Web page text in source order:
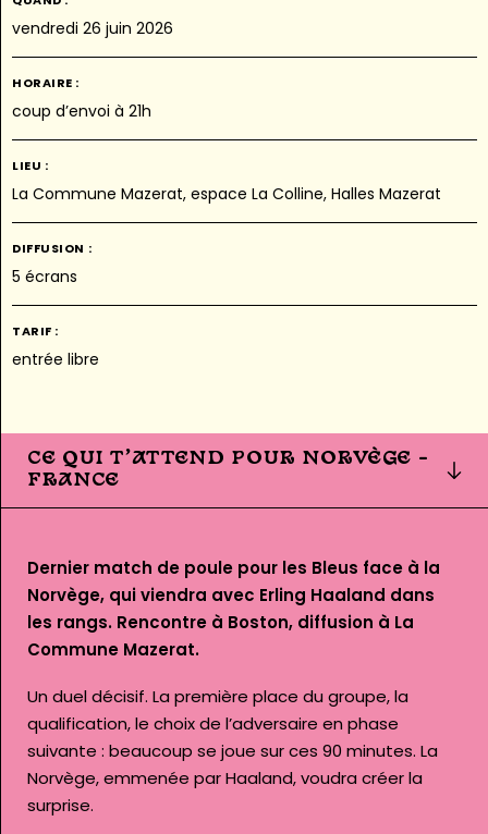
vendredi 26 juin 2026
HORAIRE :
coup d’envoi à 21h
LIEU :
La Commune Mazerat, espace La Colline, Halles Mazerat
DIFFUSION :
5 écrans
TARIF :
entrée libre
CE QUI T’ATTEND POUR NORVÈGE –
FRANCE
Dernier match de poule pour les Bleus face à la
Norvège, qui viendra avec Erling Haaland dans
les rangs. Rencontre à Boston, diffusion à La
Commune Mazerat.
Un duel décisif. La première place du groupe, la
qualification, le choix de l’adversaire en phase
suivante : beaucoup se joue sur ces 90 minutes. La
Norvège, emmenée par Haaland, voudra créer la
surprise.